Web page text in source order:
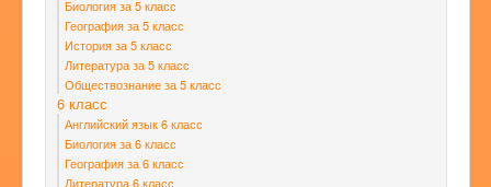
Биология за 5 класс
География за 5 класс
История за 5 класс
Литература за 5 класс
Обществознание за 5 класс
6 класс
Английский язык 6 класс
Биология за 6 класс
География за 6 класс
Литература 6 класс